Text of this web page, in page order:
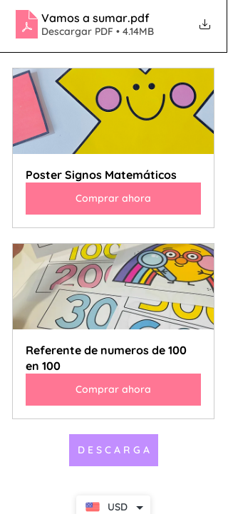
Vamos a sumar.pdf
Descargar PDF • 4.14MB
Poster Signos Matemáticos
Comprar ahora
Referente de numeros de 100
en 100
Comprar ahora
D E S C A R G A
USD